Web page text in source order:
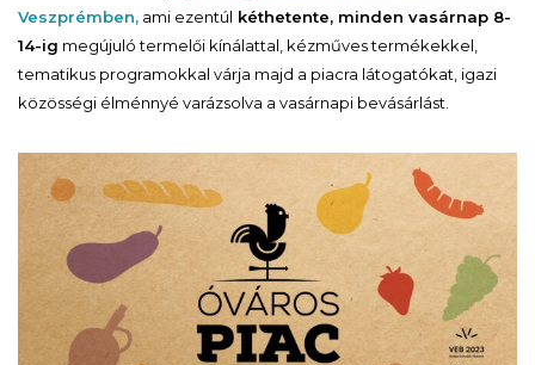
Veszprémben, ami ezentúl kéthetente, minden vasárnap 8-
14-ig megújuló termelői kínálattal, kézműves termékekkel,
tematikus programokkal várja majd a piacra látogatókat, igazi
közösségi élménnyé varázsolva a vasárnapi bevásárlást.